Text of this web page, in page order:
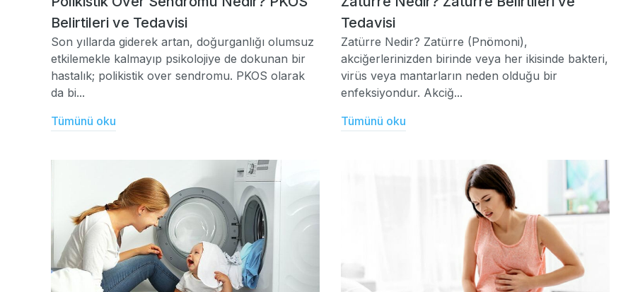
Belirtileri ve Tedavisi
Son yıllarda giderek artan, doğurganlığı olumsuz
etkilemekle kalmayıp psikolojiye de dokunan bir
hastalık; polikistik over sendromu. PKOS olarak
da bi...
Tümünü oku
Tedavisi
Zatürre Nedir? Zatürre (Pnömoni),
akciğerlerinizden birinde veya her ikisinde bakteri,
virüs veya mantarların neden olduğu bir
enfeksiyondur. Akciğ...
Tümünü oku